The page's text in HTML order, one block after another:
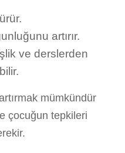
artırır.
ve derslerden
mümkündür
çocuğun tepkileri